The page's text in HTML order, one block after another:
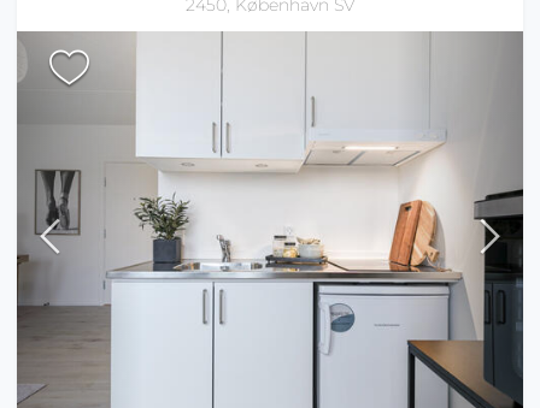
2450, København SV